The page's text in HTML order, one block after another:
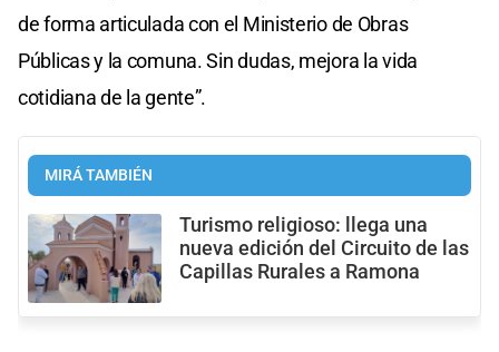
de forma articulada con el Ministerio de Obras
Públicas y la comuna. Sin dudas, mejora la vida
cotidiana de la gente”.
MIRÁ TAMBIÉN
Turismo religioso: llega una
nueva edición del Circuito de las
Capillas Rurales a Ramona